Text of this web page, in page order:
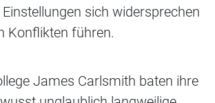
sich widersprechen
Konflikten führen.
James Carlsmith baten ihre